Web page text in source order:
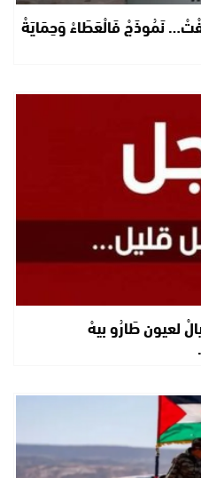
نَمُوذَجْ فَالْعَطَاءْ وَحِمَايَةْ
لعيون طَارُو بيهْ